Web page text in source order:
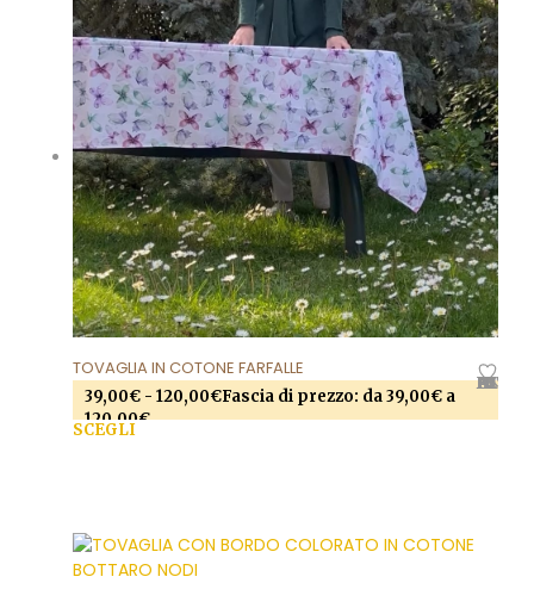
AGGIUNGI ALLA LISTA DEI DESIDERI
TOVAGLIA IN COTONE FARFALLE
39,00€ - 120,00€Fascia di prezzo: da 39,00€ a
120,00€
SCEGLI